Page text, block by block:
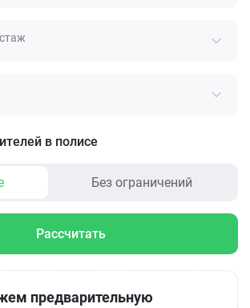
в полисе
Без ограничений
Рассчитать
предварительную